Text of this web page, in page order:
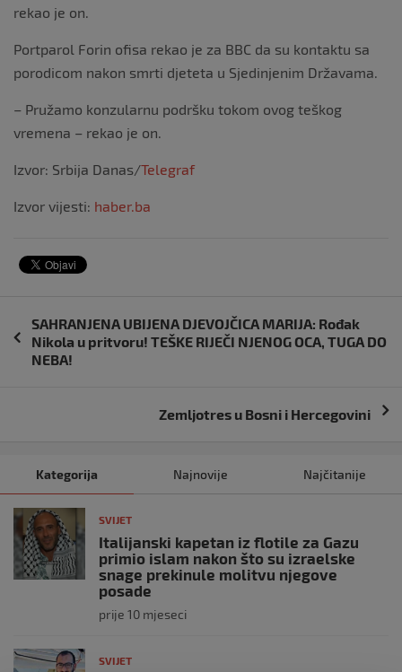
rekao je on.
Portparol Forin ofisa rekao je za BBC da su kontaktu sa
porodicom nakon smrti djeteta u Sjedinjenim Državama.
– Pružamo konzularnu podršku tokom ovog teškog
vremena – rekao je on.
Izvor: Srbija Danas/Telegraf
Izvor vijesti: haber.ba
objava
SAHRANJENA UBIJENA DJEVOJČICA MARIJA: Rođak
Nikola u pritvoru! TEŠKE RIJEČI NJENOG OCA, TUGA DO
NEBA!
Zemljotres u Bosni i Hercegovini
Kategorija Najnovije Najčitanije
SVIJET
Italijanski kapetan iz flotile za Gazu
primio islam nakon što su izraelske
snage prekinule molitvu njegove
posade
prije 10 mjeseci
SVIJET